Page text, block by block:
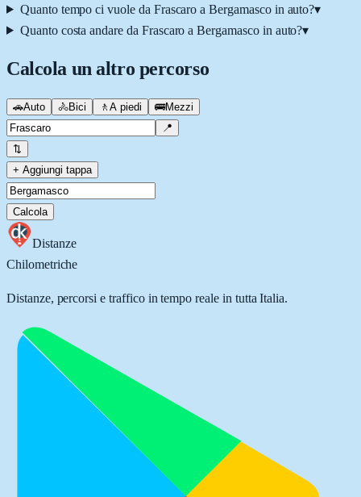
Quanto tempo ci vuole da Frascaro a Bergamasco in auto?▾
Quanto costa andare da Frascaro a Bergamasco in auto?▾
Calcola un altro percorso
🚗Auto 🚴Bici 🚶 A piedi 🚌Mezzi
📍
⇅
+ Aggiungi tappa
Calcola
Distanze
Chilometriche
Distanze, percorsi e traffico in tempo reale in tutta Italia.